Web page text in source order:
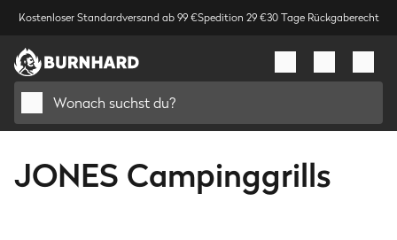
Kostenloser Standardversand ab 99 €Spedition 29 €30 Tage Rückgaberecht
Wonach suchst du?
JONES Campinggrills